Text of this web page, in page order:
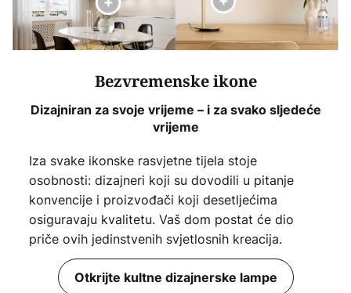
Bezvremenske ikone
Dizajniran za svoje vrijeme – i za svako sljedeće
vrijeme
Iza svake ikonske rasvjetne tijela stoje
osobnosti: dizajneri koji su dovodili u pitanje
konvencije i proizvođači koji desetljećima
osiguravaju kvalitetu. Vaš dom postat će dio
priče ovih jedinstvenih svjetlosnih kreacija.
Otkrijte kultne dizajnerske lampe